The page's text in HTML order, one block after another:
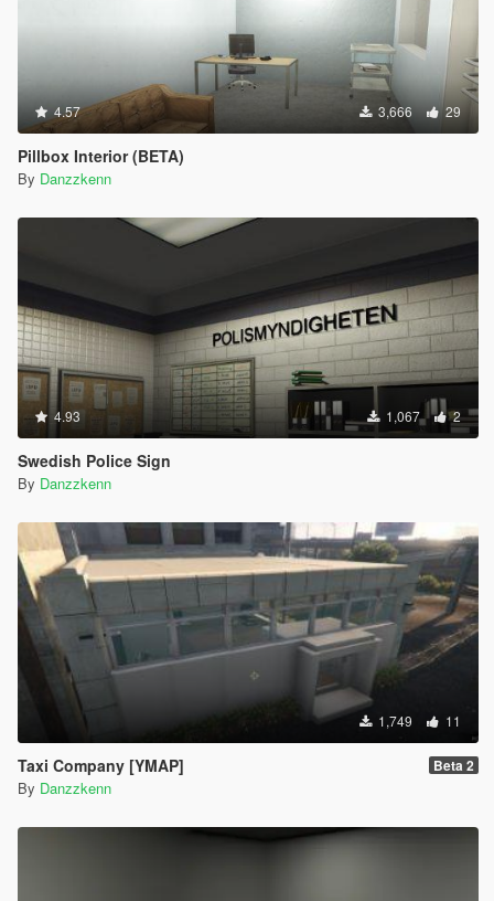
4.57 3,666 29
Pillbox Interior (BETA)
By Danzzkenn
4.93 1,067 2
Swedish Police Sign
By Danzzkenn
1,749 11
Taxi Company [YMAP] Beta 2
By Danzzkenn